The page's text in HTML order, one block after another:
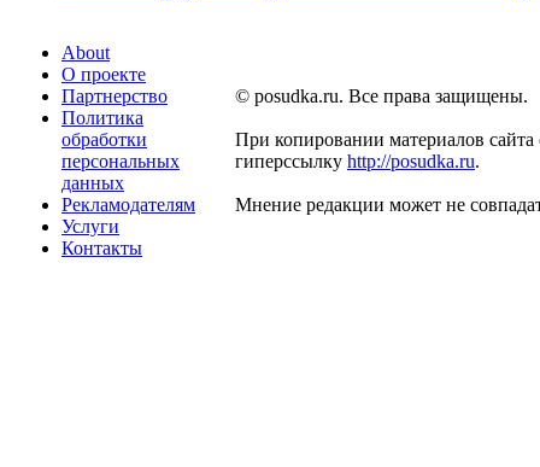
About
О проекте
Партнерство
Политика
обработки
персональных
данных
Рекламодателям
Услуги
Контакты
© posudka.ru. Все права защищены.
При копировании материалов сайта
гиперссылку http://posudka.ru.
Мнение редакции может не